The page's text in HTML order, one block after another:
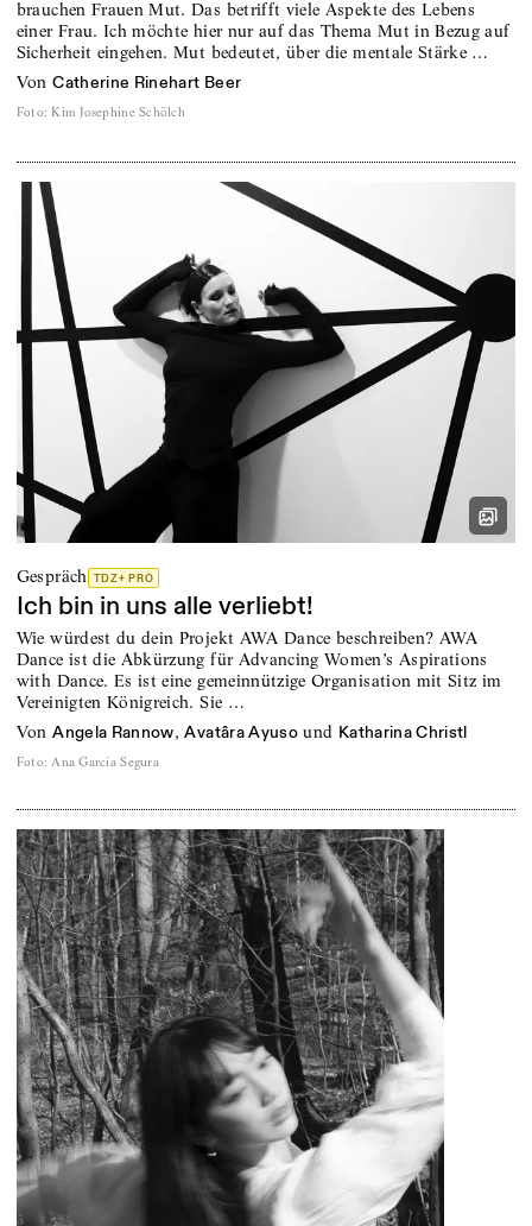
brauchen Frauen Mut. Das betrifft viele Aspekte des Lebens
einer Frau. Ich möchte hier nur auf das Thema Mut in Bezug auf
Sicherheit eingehen. Mut bedeutet, über die mentale Stärke …
von Catherine Rinehart Beer
Foto: Kim Josephine Schölch
Gespräch TDZ+ PRO
Ich bin in uns alle verliebt!
Wie würdest du dein Projekt AWA Dance beschreiben? AWA
Dance ist die Abkürzung für Advancing Women’s Aspirations
with Dance. Es ist eine gemeinnützige Organisation mit Sitz im
Vereinigten Königreich. Sie …
von Angela Rannow,Avatâra Ayuso und Katharina Christl
Foto: Ana García Segura